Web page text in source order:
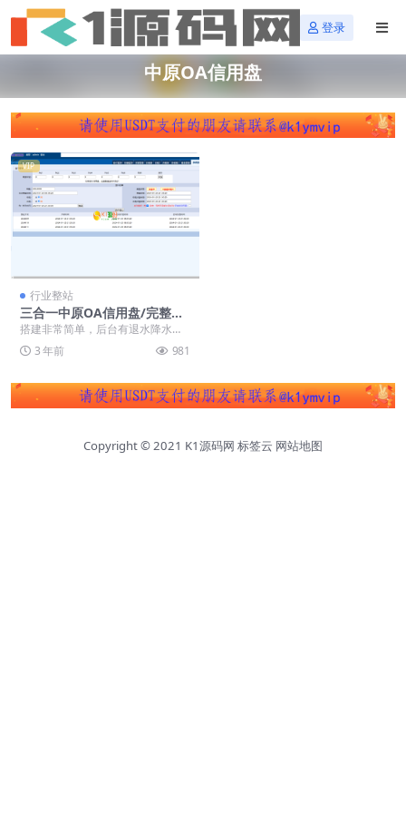
登录
中原OA信用盘
VIP
行业整站
三合一中原OA信用盘/完整运
营版本+搭建教程
搭建非常简单，后台有退水降水设
置，典型的OA信用盘，可以预设
+手动开奖 其他地方...
3 年前 981
Copyright © 2021 K1源码网 标签云 网站地图